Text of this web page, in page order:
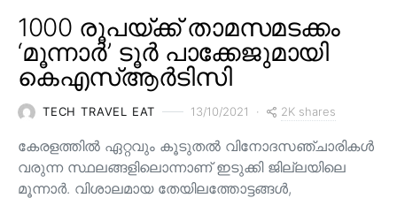
1000 രൂപയ്ക്ക് താമസമടക്കം
‘മൂന്നാർ’ ടൂർ പാക്കേജുമായി
കെഎസ്ആർടിസി
TECH TRAVEL EAT 13/10/2021 2K shares
കേരളത്തിൽ ഏറ്റവും കൂടുതൽ വിനോദസഞ്ചാരികൾ
വരുന്ന സ്ഥലങ്ങളിലൊന്നാണ് ഇടുക്കി ജില്ലയിലെ
മൂന്നാർ. വിശാലമായ തേയിലത്തോട്ടങ്ങള്‍,